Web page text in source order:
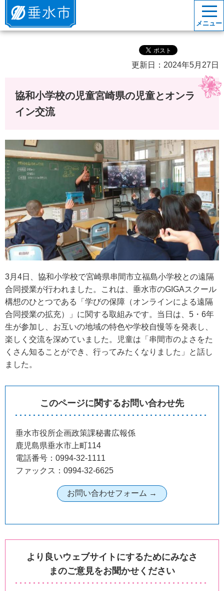
垂水市
メニュー
更新日：2024年5月27日
協和小学校の児童宮崎県の児童とオンラ
イン交流
3月4日、協和小学校で宮崎県串間市立福島小学校との遠隔
合同授業が行われました。これは、垂水市のGIGAスクール
構想のひとつである「学びの保障（オンラインによる遠隔
合同授業の拡充）」に関する取組みです。当日は、5・6年
生が参加し、お互いの地域の特色や学校自慢等を発表し、
楽しく交流を深めていました。児童は「串間市のよさをた
くさん知ることができ、行ってみたくなりました」と話し
ました。
このページに関するお問い合わせ先
垂水市役所企画政策課秘書広報係
鹿児島県垂水市上町114
電話番号：0994-32-1111
ファックス：0994-32-6625
より良いウェブサイトにするためにみなさ
まのご意見をお聞かせください